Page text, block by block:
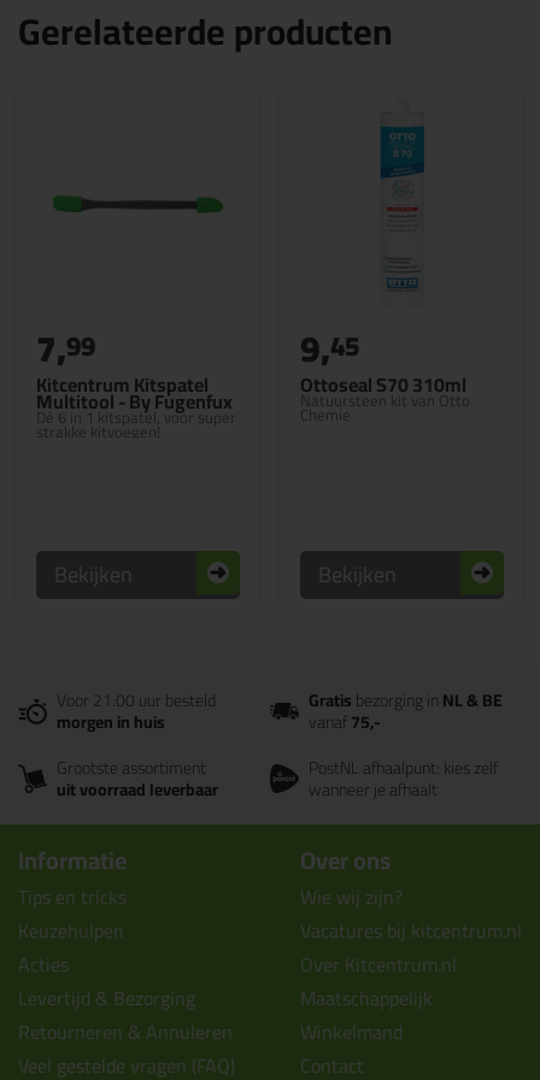
Gerelateerde producten
Kitcentrum Kitspatel
Multitool - By Fugenfux
Dé 6 in 1 kitspatel, voor super
strakke kitvoegen!
7,99
Bekijken
Ottoseal S70 310ml
Natuursteen kit van Otto
Chemie
9,45
Bekijken
Voor 21:00 uur besteld
morgen in huis
Gratisbezorging inNL & BE
vanaf75,-
Grootste assortiment
uit voorraad leverbaar
PostNL afhaalpunt: kies zelf
wanneer je afhaalt
Informatie
Tips en tricks
Keuzehulpen
Acties
Levertijd & Bezorging
Retourneren & Annuleren
Veel gestelde vragen (FAQ)
Over ons
Wie wij zijn?
Vacatures bij kitcentrum.nl
Over Kitcentrum.nl
Maatschappelijk
Winkelmand
Contact